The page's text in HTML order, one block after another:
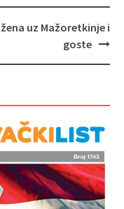
uz Mažoretkinje i
goste